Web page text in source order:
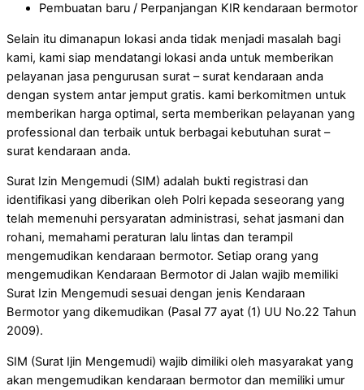
Pembuatan baru / Perpanjangan KIR kendaraan bermotor
Selain itu dimanapun lokasi anda tidak menjadi masalah bagi
kami, kami siap mendatangi lokasi anda untuk memberikan
pelayanan jasa pengurusan surat – surat kendaraan anda
dengan system antar jemput gratis. kami berkomitmen untuk
memberikan harga optimal, serta memberikan pelayanan yang
professional dan terbaik untuk berbagai kebutuhan surat –
surat kendaraan anda.
Surat Izin Mengemudi (SIM) adalah bukti registrasi dan
identifikasi yang diberikan oleh Polri kepada seseorang yang
telah memenuhi persyaratan administrasi, sehat jasmani dan
rohani, memahami peraturan lalu lintas dan terampil
mengemudikan kendaraan bermotor. Setiap orang yang
mengemudikan Kendaraan Bermotor di Jalan wajib memiliki
Surat Izin Mengemudi sesuai dengan jenis Kendaraan
Bermotor yang dikemudikan (Pasal 77 ayat (1) UU No.22 Tahun
2009).
SIM (Surat Ijin Mengemudi) wajib dimiliki oleh masyarakat yang
akan mengemudikan kendaraan bermotor dan memiliki umur